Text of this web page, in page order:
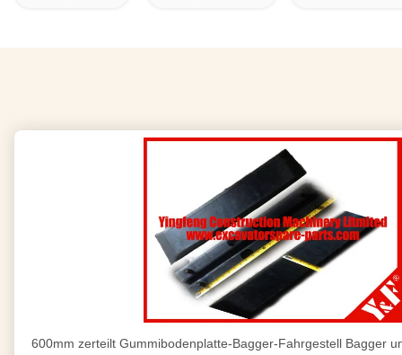
600mm zerteilt Gummibodenplatte-Bagger-Fahrgestell Bagger